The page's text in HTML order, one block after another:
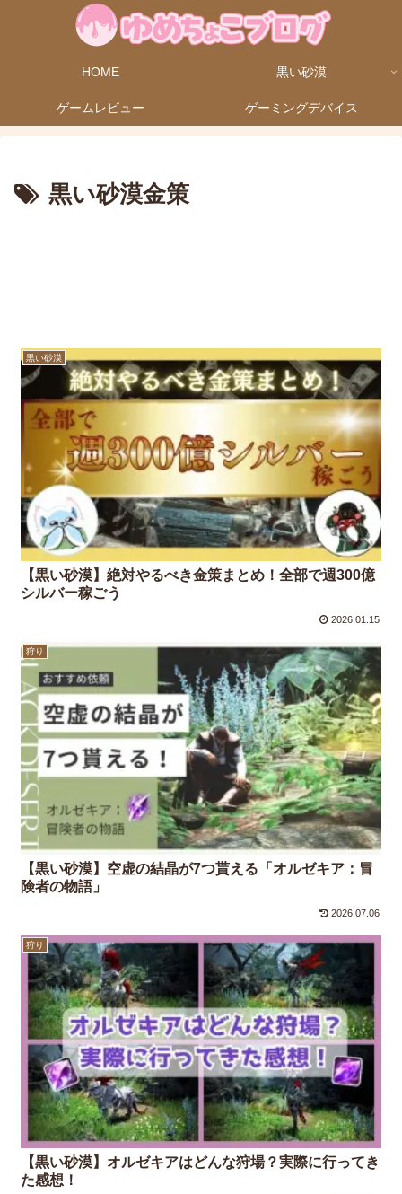
HOME 黒い砂漠
ゲームレビュー ゲーミングデバイス
黒い砂漠金策
黒い砂漠
【黒い砂漠】絶対やるべき金策まとめ！全部で週300億
シルバー稼ごう
2026.01.15
狩り
【黒い砂漠】空虚の結晶が7つ貰える「オルゼキア：冒
険者の物語」
2026.07.06
狩り
【黒い砂漠】オルゼキアはどんな狩場？実際に行ってき
た感想！